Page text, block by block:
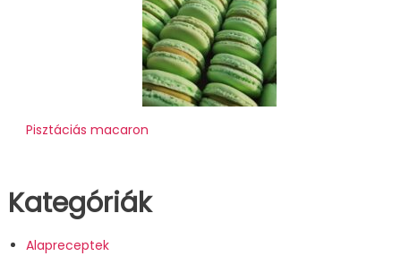
Pisztáciás macaron
Kategóriák
Alapreceptek